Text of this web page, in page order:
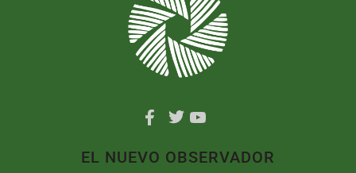
EL NUEVO OBSERVADOR